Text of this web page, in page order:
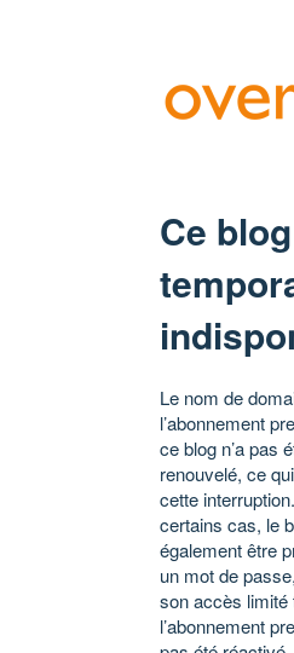
Ce
Le nom de
l’abonnement
ce blog n’a pas
renouvelé, ce
cette
certains cas, le
également être
un mot de
son accès limité
l’abonnement